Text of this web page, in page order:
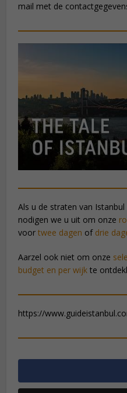
mail met de
Als u de straten van
nodigen we u uit om onze
voortwee dagen of drie
Aarzel ook niet om onze
budget en per wijk te
https://